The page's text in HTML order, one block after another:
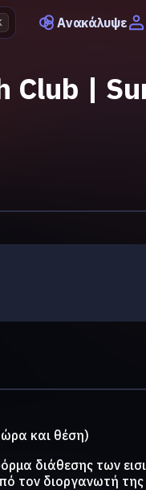
Ανακάλυψε
Club |
ώρα και θέση)
διάθεσης των
τον διοργανωτή